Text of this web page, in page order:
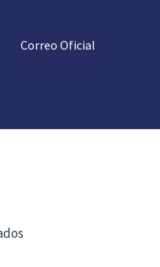
Correo Oficial